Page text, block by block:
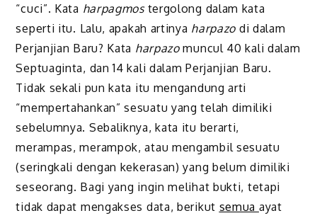
“cuci”. Kata harpagmostergolong dalam kata
seperti itu. Lalu, apakah artinya harpazo di dalam
Perjanjian Baru? Kata harpazomuncul 40 kali dalam
Septuaginta, dan 14 kali dalam Perjanjian Baru.
Tidak sekali pun kata itu mengandung arti
“mempertahankan” sesuatu yang telah dimiliki
sebelumnya. Sebaliknya, kata itu berarti,
merampas, merampok, atau mengambil sesuatu
(seringkali dengan kekerasan) yang belum dimiliki
seseorang. Bagi yang ingin melihat bukti, tetapi
tidak dapat mengakses data, berikut semua ayat